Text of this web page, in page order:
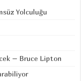
Yolculuğu
– Bruce Lipton